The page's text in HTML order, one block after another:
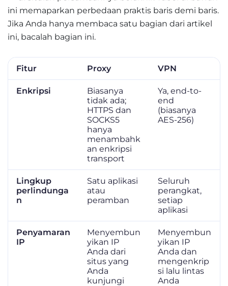
ini memaparkan perbedaan praktis baris demi baris.
Jika Anda hanya membaca satu bagian dari artikel
ini, bacalah bagian ini.
Fitur Proxy VPN
Enkripsi
Biasanya
tidak ada;
HTTPS dan
SOCKS5
hanya
menambahk
an enkripsi
transport
Ya, end-to-
end
(biasanya
AES-256)
Lingkup
perlindunga
n
Satu aplikasi
atau
peramban
Seluruh
perangkat,
setiap
aplikasi
Penyamaran
IP
Menyembun
yikan IP
Anda dari
situs yang
Anda
kunjungi
Menyembun
yikan IP
Anda dan
mengenkrip
si lalu lintas
Anda